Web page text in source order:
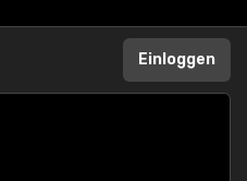
Einloggen